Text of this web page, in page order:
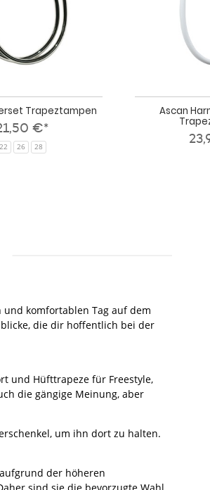
Trapeztampen
€*
22 26 28
Ascan
komfortablen Tag auf dem
die dir hoffentlich bei der
und Hüfttrapeze für Freestyle,
die gängige Meinung, aber
um ihn dort zu halten.
der höheren